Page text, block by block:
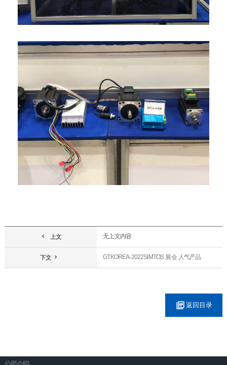
上文 无上文内容
下文 GTKOREA-2022SIMTOS 展会 人气产品
返回目录
公司介绍